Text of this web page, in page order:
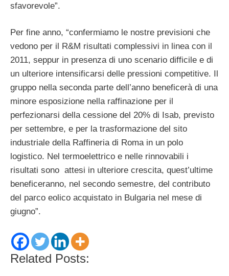
sfavorevole”.
Per fine anno, “confermiamo le nostre previsioni che
vedono per il R&M risultati complessivi in linea con il
2011, seppur in presenza di uno scenario difficile e di
un ulteriore intensificarsi delle pressioni competitive. Il
gruppo nella seconda parte dell’anno beneficerà di una
minore esposizione nella raffinazione per il
perfezionarsi della cessione del 20% di Isab, previsto
per settembre, e per la trasformazione del sito
industriale della Raffineria di Roma in un polo
logistico. Nel termoelettrico e nelle rinnovabili i
risultati sono attesi in ulteriore crescita, quest’ultime
beneficeranno, nel secondo semestre, del contributo
del parco eolico acquistato in Bulgaria nel mese di
giugno”.
Related Posts: